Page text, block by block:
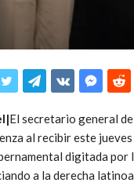
El secretario general
al recibir este
digitada por
a la derecha